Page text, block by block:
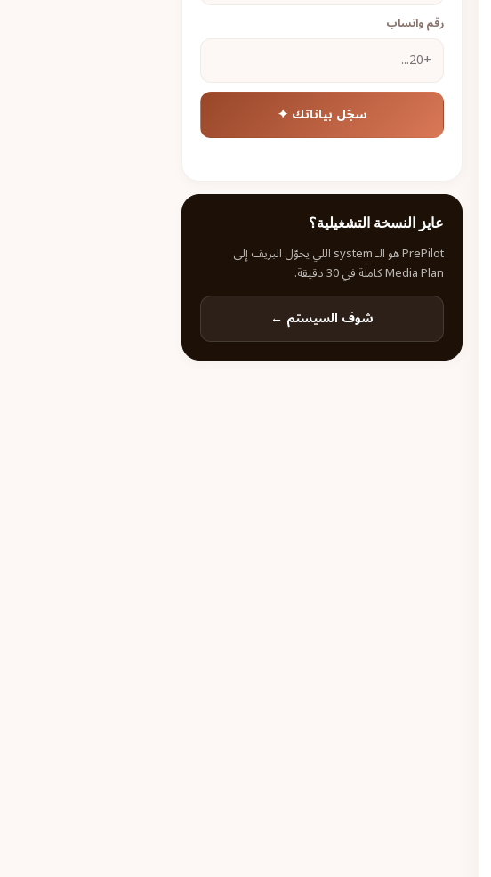
رقم واتساب
سجّل بياناتك ✦
عايز النسخة التشغيلية؟
PrePilot هو الـ system اللي يحوّل البريف إلى
Media Plan كاملة في 30 دقيقة.
شوف السيستم ←